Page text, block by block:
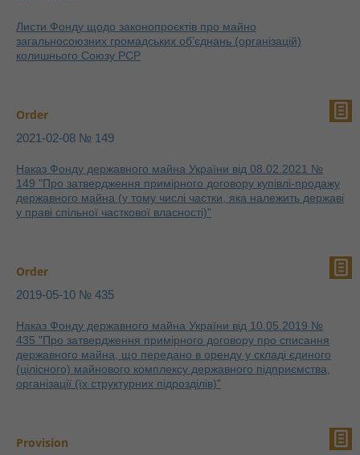
Листи Фонду щодо законопроєктів про майно
загальносоюзних громадських об’єднань (організацій)
колишнього Союзу РСР
Order
2021-02-08 № 149
Наказ Фонду державного майна України від 08.02.2021 №
149 "Про затвердження примірного договору купівлі-продажу
державного майна (у тому числі частки, яка належить державі
у праві спільної часткової власності)"
Order
2019-05-10 № 435
Наказ Фонду державного майна України від 10.05.2019 №
435 "Про затвердження примірного договору про списання
державного майна, що передано в оренду у складі єдиного
(цілісного) майнового комплексу державного підприємства,
організації (їх структурних підрозділів)"
Provision